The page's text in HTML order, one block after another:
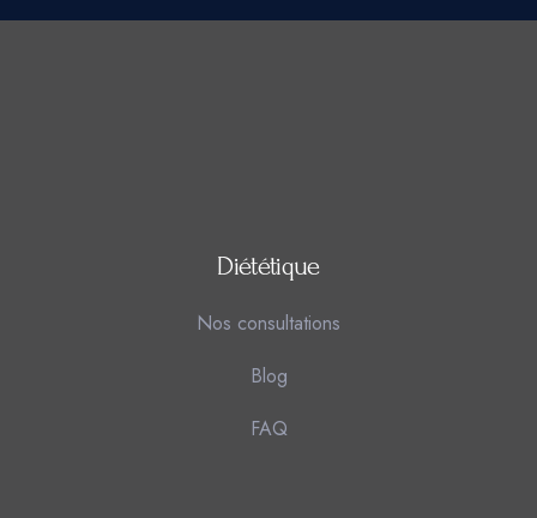
Diététique
Nos consultations
Blog
FAQ